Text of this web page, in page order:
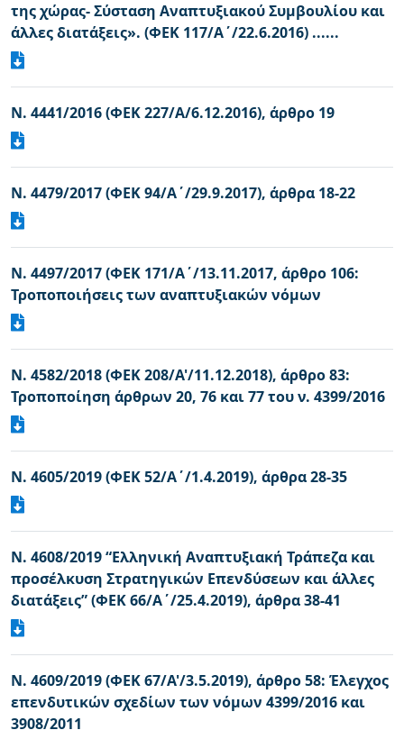
της χώρας- Σύσταση Αναπτυξιακού Συμβουλίου και
άλλες διατάξεις». (ΦΕΚ 117/Α΄/22.6.2016) ......
Ν. 4441/2016 (ΦΕΚ 227/Α/6.12.2016), άρθρο 19
Ν. 4479/2017 (ΦΕΚ 94/Α΄/29.9.2017), άρθρα 18-22
Ν. 4497/2017 (ΦΕΚ 171/Α΄/13.11.2017, άρθρο 106:
Τροποποιήσεις των αναπτυξιακών νόμων
N. 4582/2018 (ΦΕΚ 208/Α'/11.12.2018), άρθρο 83:
Τροποποίηση άρθρων 20, 76 και 77 του ν. 4399/2016
N. 4605/2019 (ΦΕΚ 52/Α΄/1.4.2019), άρθρα 28-35
N. 4608/2019 “Ελληνική Αναπτυξιακή Τράπεζα και
προσέλκυση Στρατηγικών Επενδύσεων και άλλες
διατάξεις” (ΦΕΚ 66/Α΄/25.4.2019), άρθρα 38-41
N. 4609/2019 (ΦΕΚ 67/Α'/3.5.2019), άρθρο 58: Έλεγχος
επενδυτικών σχεδίων των νόμων 4399/2016 και
3908/2011